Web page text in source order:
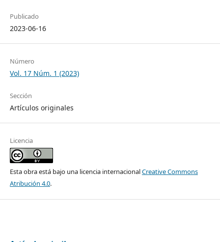
Publicado
2023-06-16
Número
Vol. 17 Núm. 1 (2023)
Sección
Artículos originales
Licencia
Esta obra está bajo una licencia internacionalCreative Commons
Atribución 4.0.